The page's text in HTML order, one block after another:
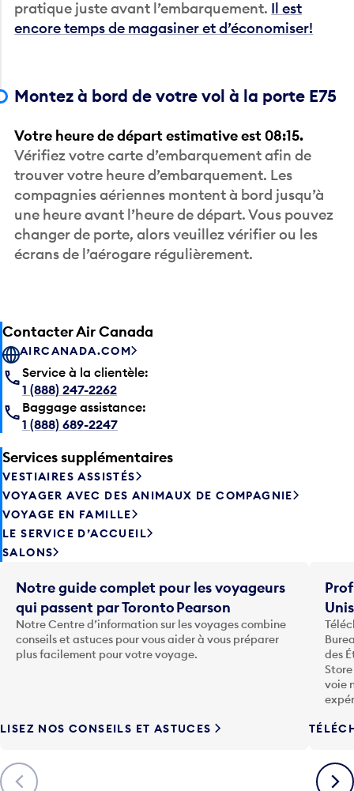
pratique juste avant l’embarquement. Il est
encore temps de magasiner et d’économiser!
Montez à bord de votre vol à la porte E75
Votre heure de départ estimative est 08:15.
Vérifiez votre carte d’embarquement afin de
trouver votre heure d’embarquement. Les
compagnies aériennes montent à bord jusqu’à
une heure avant l’heure de départ. Vous pouvez
changer de porte, alors veuillez vérifier ou les
écrans de l’aérogare régulièrement.
Contacter Air Canada
AIRCANADA.COM
Service à la clientèle:
1 (888) 247-2262
Baggage assistance:
1 (888) 689-2247
Services supplémentaires
VESTIAIRES ASSISTÉS
VOYAGER AVEC DES ANIMAUX DE COMPAGNIE
VOYAGE EN FAMILLE
LE SERVICE D’ACCUEIL
SALONS
Précédent
Notre guide complet pour les voyageurs
qui passent par Toronto Pearson
Notre Centre d’information sur les voyages combine
conseils et astuces pour vous aider à vous préparer
plus facilement pour votre voyage.
LISEZ NOS CONSEILS ET ASTUCES
des
voie